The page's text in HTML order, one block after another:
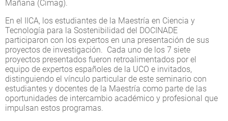
Mañana (Cimag).
En el IICA, los estudiantes de la Maestría en Ciencia y
Tecnología para la Sostenibilidad del DOCINADE
participaron con los expertos en una presentación de sus
proyectos de investigación. Cada uno de los 7 siete
proyectos presentados fueron retroalimentados por el
equipo de expertos españoles de la UCO e invitados,
distinguiendo el vínculo particular de este seminario con
estudiantes y docentes de la Maestría como parte de las
oportunidades de intercambio académico y profesional que
impulsan estos programas.